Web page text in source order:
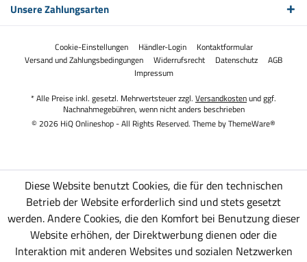
Unsere Zahlungsarten
Cookie-Einstellungen Händler-Login
Kontaktformular
Versand und Zahlungsbedingungen
Widerrufsrecht Datenschutz
AGB
Impressum
* Alle Preise inkl. gesetzl. Mehrwertsteuer zzgl. Versandkostenund ggf.
Nachnahmegebühren, wenn nicht anders beschrieben
© 2026 HiQ Onlineshop - All Rights Reserved. Theme byThemeWare®
Diese Website benutzt Cookies, die für den technischen
Betrieb der Website erforderlich sind und stets gesetzt
werden. Andere Cookies, die den Komfort bei Benutzung dieser
Website erhöhen, der Direktwerbung dienen oder die
Interaktion mit anderen Websites und sozialen Netzwerken